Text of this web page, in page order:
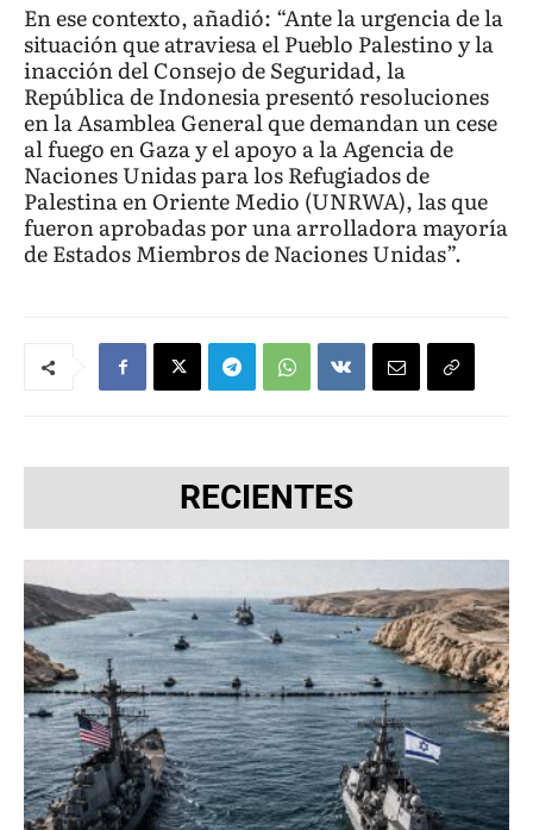
En ese contexto, añadió: “Ante la urgencia de la
situación que atraviesa el Pueblo Palestino y la
inacción del Consejo de Seguridad, la
República de Indonesia presentó resoluciones
en la Asamblea General que demandan un cese
al fuego en Gaza y el apoyo a la Agencia de
Naciones Unidas para los Refugiados de
Palestina en Oriente Medio (UNRWA), las que
fueron aprobadas por una arrolladora mayoría
de Estados Miembros de Naciones Unidas”.
RECIENTES